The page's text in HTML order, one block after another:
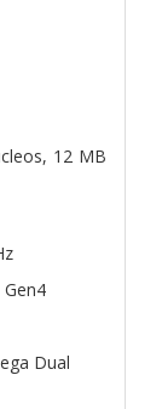
12 MB
Dual